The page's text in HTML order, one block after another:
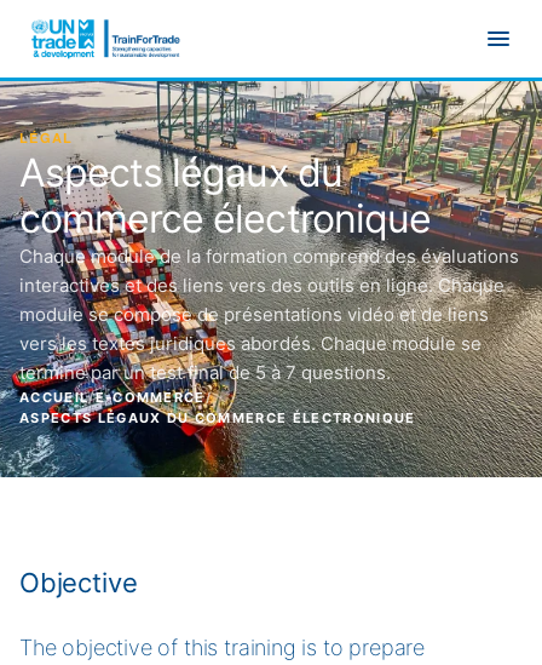
LÉGAL
Aspects légaux du
commerce électronique
Chaque module de la formation comprend des évaluations
interactives et des liens vers des outils en ligne. Chaque
module se compose de présentations vidéo et de liens
vers les textes juridiques abordés. Chaque module se
termine par un test final de 5 à 7 questions.
ACCUEIL/E-COMMERCE/
ASPECTS LÉGAUX DU COMMERCE ÉLECTRONIQUE
Objective
The objective of this training is to prepare